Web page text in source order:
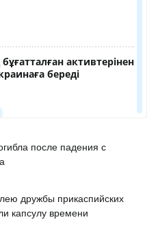
после падения с
дружбы прикаспийских
капсулу времени